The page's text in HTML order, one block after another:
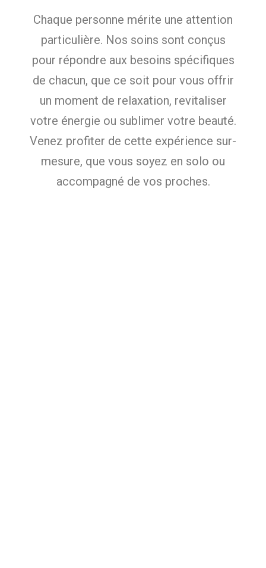
Chaque personne mérite une attention
particulière. Nos soins sont conçus
pour répondre aux besoins spécifiques
de chacun, que ce soit pour vous offrir
un moment de relaxation, revitaliser
votre énergie ou sublimer votre beauté.
Venez profiter de cette expérience sur-
mesure, que vous soyez en solo ou
accompagné de vos proches.